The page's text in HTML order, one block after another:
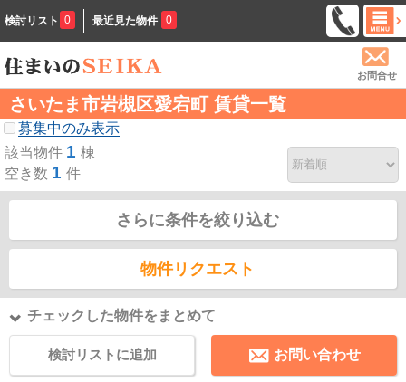
検討リスト 0 最近見た物件 0
お問合せ
さいたま市岩槻区愛宕町 賃貸一覧
募集中のみ表示
該当物件 1 棟
空き数 1 件
さらに条件を絞り込む
物件リクエスト
チェックした物件をまとめて
検討リストに追加 お問い合わせ